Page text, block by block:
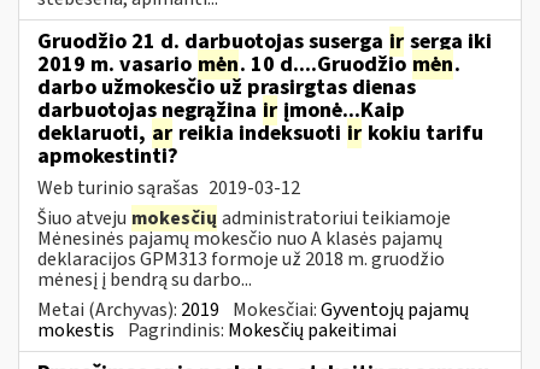
Gruodžio 21 d. darbuotojas suserga ir serga iki
2019 m. vasario mėn. 10 d....Gruodžio mėn.
darbo užmokesčio už prasirgtas dienas
darbuotojas negrąžina ir įmonė...Kaip
deklaruoti, ar reikia indeksuoti ir kokiu tarifu
apmokestinti?
Web turinio sąrašas 2019-03-12
Šiuo atveju mokesčių administratoriui teikiamoje
Mėnesinės pajamų mokesčio nuo A klasės pajamų
deklaracijos GPM313 formoje už 2018 m. gruodžio
mėnesį į bendrą su darbo...
Metai (Archyvas): 2019 Mokesčiai:Gyventojų pajamų
mokestis Pagrindinis: Mokesčių pakeitimai